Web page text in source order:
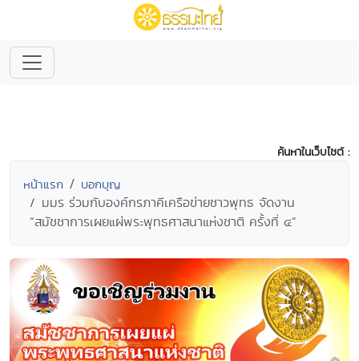
ค้นหาในเว็บไซต์ :
หน้าแรก บอกบุญ
มมร ร่วมกับองค์กรภาคีเครือข่ายชาวพุทธ จัดงาน
“สมัชชาการเผยแผ่พระพุทธศาสนาแห่งชาติ ครั้งที่ ๔”